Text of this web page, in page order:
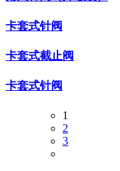
卡套式针阀
卡套式截止阀
卡套式针阀
1
2
3